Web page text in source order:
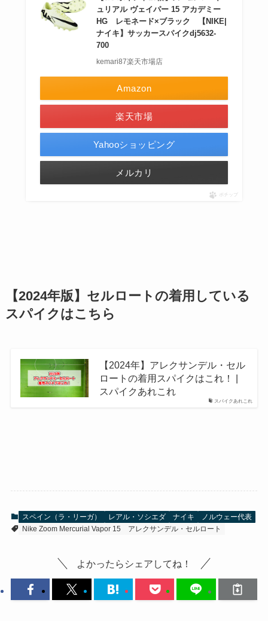
ュリアル ヴェイパー 15 アカデミー
HG レモネード×ブラック 【NIKE|
ナイキ】サッカースパイクdj5632-
700
kemari87楽天市場店
Amazon
楽天市場
Yahooショッピング
メルカリ
ポチップ
【2024年版】セルロートの着用している
スパイクはこちら
スパイクあれこれ
【2024年】アレクサンデル・セル
ロートの着用スパイクはこれ！ |
スパイクあれこれ
スペイン（ラ・リーガ） レアル・ソシエダ ナイキ
ノルウェー代表
Nike Zoom Mercurial Vapor 15
アレクサンデル・セルロート
よかったらシェアしてね！